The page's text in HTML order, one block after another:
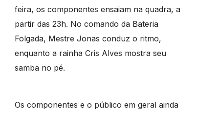
feira, os componentes ensaiam na quadra, a
partir das 23h. No comando da Bateria
Folgada, Mestre Jonas conduz o ritmo,
enquanto a rainha Cris Alves mostra seu
samba no pé.
Os componentes e o público em geral ainda